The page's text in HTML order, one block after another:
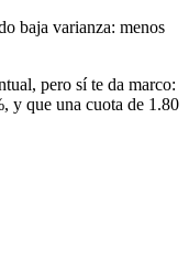
baja varianza: menos
pero sí te da marco:
y que una cuota de 1.80